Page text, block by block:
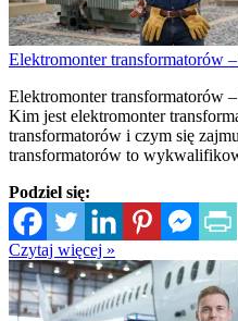
Elektromonter transformatorów
Elektromonter transformatorów
Kim jest elektromonter
transformatorów i czym się
transformatorów to
Podziel się:
Czytaj więcej »